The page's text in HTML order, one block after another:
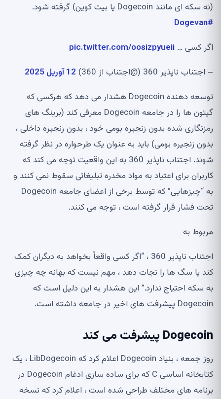
(نه سکه ای مانند Dogecoin یا بیت کوین) گرفته شود.
#Dogevan
اگر کسی … pic.twitter.com/oosizpyueii
– اجتناب ناپذیر 360 (@اجتناب از 360)
12 آوریل 2025
توسعه دهنده Dogecoin هشدار می دهد که هرکسی که
گیتون ها را در جامعه Dogecoin معرفی کند (برینگ های
رمزنگاری شده بدون زنجیره بومی خود ، بدون زنجیره داخلی ،
بدون زنجیره بومی) باید به عنوان یک طرحواره در نظر گرفته
شوند. اجتناب ناپذیر 360 به این واقعیت توجه می کند که
کاربران برای اعتیاد به مواد مخدره تبلیغاتی سقوط نمی کنند و
به “چیزهایی” که توسط برخی از اعضای جامعه Dogecoin
تحت فشار قرار گرفته است ، توجه می کنند.
مربوط به
اجتناب ناپذیر 360 ، “اگر کسی واقعاً بخواهد به دیگران کمک
کند یا سگ ها را نجات دهد ، مهم نیست که بهانه چه چیزی
به سکه احتیاج ندارد.” این هشدار به این دلیل است که
Dogecoin پیشرفت های اخیر در جامعه داشته است.
Dogecoin پیشرفت می کند
روز جمعه ، بنیاد Dogecoin اعلام کرد که LibDogecoin ، یک
کتابخانه اساسی C که برای ساده سازی ادغام Dogecoin در
برنامه های مختلف طراحی شده است ، اعلام کرد که نسخه